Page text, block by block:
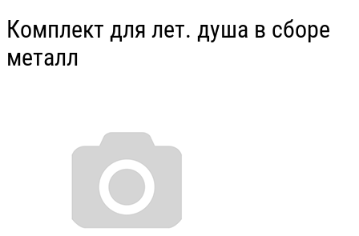
Комплект для лет. душа в сборе
металл